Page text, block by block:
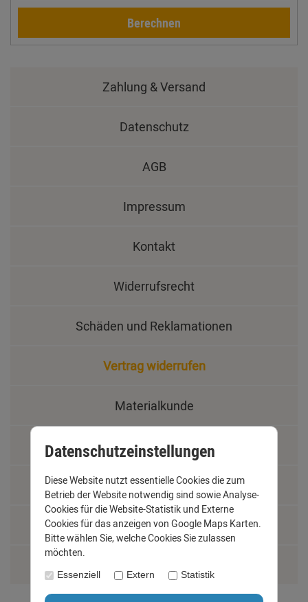
Berechnen
Zahlung & Versand
Datenschutz
AGB
Impressum
Kontakt
Widerrufsrecht
Schäden und Reklamationen
Vertrag widerrufen
Materialkunde
Fachbegriffe
Jobs
Montage und Installationshilfen
Datenschutzeinstellungen
Diese Website nutzt essentielle Cookies die zum
Betrieb der Website notwendig sind sowie Analyse-
Cookies für die Website-Statistik und Externe
Cookies für das anzeigen von Google Maps Karten.
Bitte wählen Sie, welche Cookies Sie zulassen
möchten.
Essenziell Extern Statistik